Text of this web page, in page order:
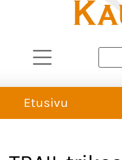
Etusivu